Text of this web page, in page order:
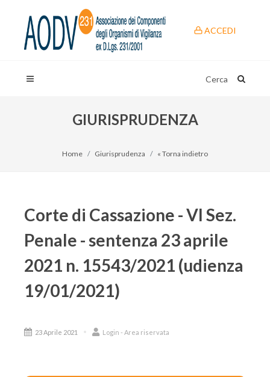
ACCEDI
Cerca
GIURISPRUDENZA
Home Giurisprudenza « Torna indietro
Corte di Cassazione - VI Sez.
Penale - sentenza 23 aprile
2021 n. 15543/2021 (udienza
19/01/2021)
23 Aprile 2021 Login - Area riservata